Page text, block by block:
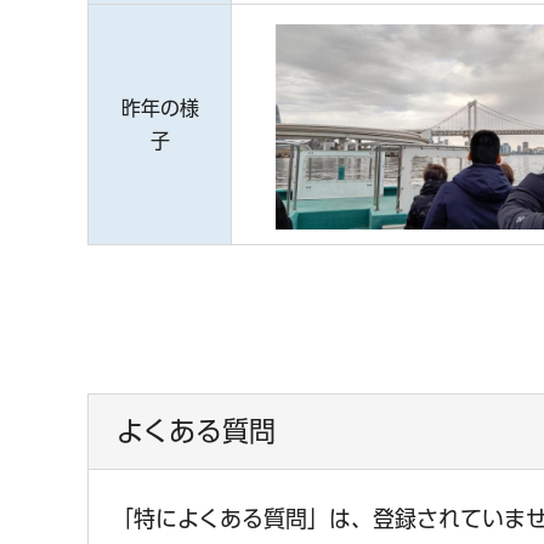
昨年の様
子
よくある質問
「特によくある質問」は、登録されていま